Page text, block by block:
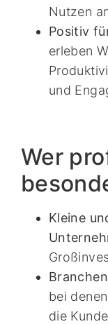
Nutzen
Positiv
erleben
und
Wer
Kleine
bei
die